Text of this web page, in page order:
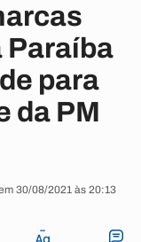
Paraíba
para
da PM
30/08/2021 às 20:13